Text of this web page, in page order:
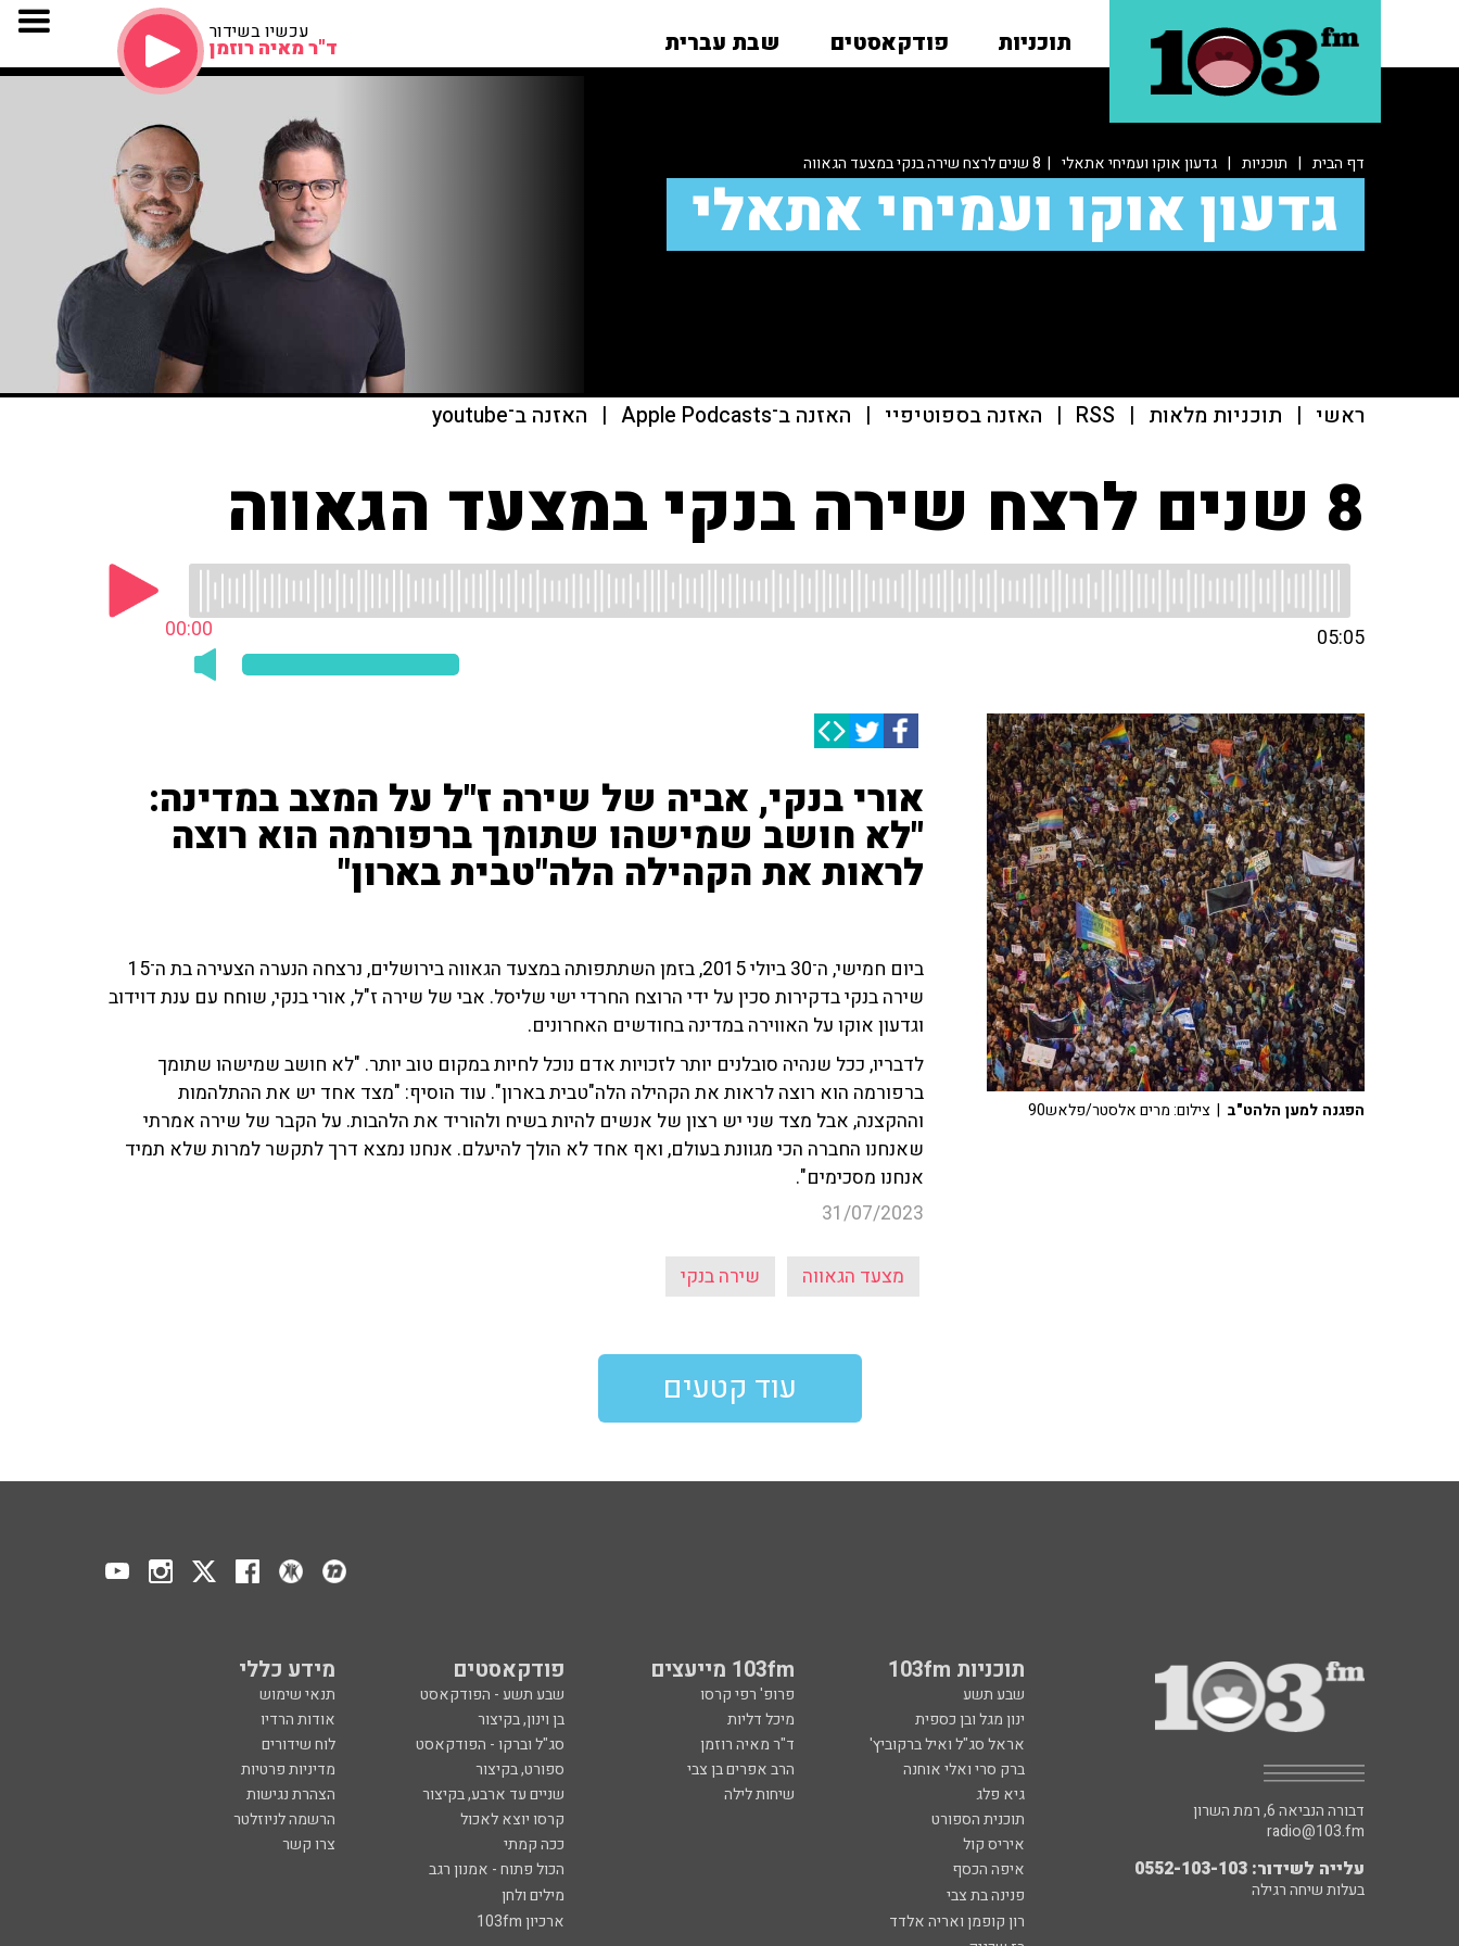
תוכניות פודקאסטים שבת עברית עכשיו בשידור
ד"ר מאיה רוזמן
דף הבית | תוכניות | גדעון אוקו ועמיחי אתאלי | 8 שנים לרצח שירה בנקי במצעד הגאווה
גדעון אוקו ועמיחי אתאלי
ראשי | תוכניות מלאות |
RSS
| האזנה בספוטיפיי | האזנה ב־Apple Podcasts | האזנה ב־youtube
8 שנים לרצח שירה בנקי במצעד הגאווה
00:00 05:05
אורי בנקי, אביה של שירה ז"ל על המצב במדינה:
"לא חושב שמישהו שתומך ברפורמה הוא רוצה
לראות את הקהילה הלה"טבית בארון"
ביום חמישי, ה־30 ביולי 2015, בזמן השתתפותה במצעד הגאווה בירושלים, נרצחה הנערה הצעירה בת ה־15
שירה בנקי בדקירות סכין על ידי הרוצח החרדי ישי שליסל. אבי של שירה ז"ל, אורי בנקי, שוחח עם ענת דוידוב
וגדעון אוקו על האווירה במדינה בחודשים האחרונים.
לדבריו, ככל שנהיה סובלנים יותר לזכויות אדם נוכל לחיות במקום טוב יותר. "לא חושב שמישהו שתומך
ברפורמה הוא רוצה לראות את הקהילה הלה"טבית בארון". עוד הוסיף: "מצד אחד יש את ההתלהמות
וההקצנה, אבל מצד שני יש רצון של אנשים להיות בשיח ולהוריד את הלהבות. על הקבר של שירה אמרתי
שאנחנו החברה הכי מגוונת בעולם, ואף אחד לא הולך להיעלם. אנחנו נמצא דרך לתקשר למרות שלא תמיד
אנחנו מסכימים".
31/07/2023
מצעד הגאווה שירה בנקי
הפגנה למען הלהט"ב | צילום: מרים אלסטר/פלאש90
עוד קטעים
תוכניות 103fm 103fm מייעצים פודקאסטים מידע כללי
שבע תשע פרופ' רפי קרסו שבע תשע - הפודקאסט
תנאי שימוש
ינון מגל ובן כספית
מיכל דליות בן וינון, בקיצור
אודות הרדיו
אראל סג"ל ואיל ברקוביץ'
ד"ר מאיה רוזמן סג"ל וברקו - הפודקאסט
לוח שידורים
ברק סרי ואלי אוחנה
הרב אפרים בן צבי ספורט, בקיצור
מדיניות פרטיות
גיא פלג
שיחות לילה שניים עד ארבע, בקיצור
הצהרת נגישות
תוכנית הספורט
קרסו יוצא לאכול
הרשמה לניוזלטר
איריס קול
ככה קמתי
צרו קשר
איפה הכסף
הכול פתוח - אמנון רגב
פנינה בת צבי
מילים ולחן
רון קופמן ואריה אלדד
ארכיון 103fm
דבורה הנביאה 6, רמת השרון
radio@103.fm
עלייה לשידור: 0552-103-103
בעלות שיחה רגילה